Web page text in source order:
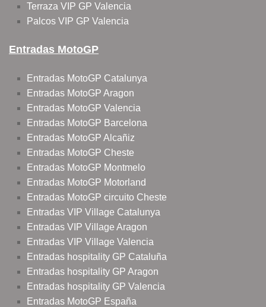
Terraza VIP GP Valencia
Palcos VIP GP Valencia
Entradas MotoGP
Entradas MotoGP Catalunya
Entradas MotoGP Aragon
Entradas MotoGP Valencia
Entradas MotoGP Barcelona
Entradas MotoGP Alcañiz
Entradas MotoGP Cheste
Entradas MotoGP Montmelo
Entradas MotoGP Motorland
Entradas MotoGP circuito Cheste
Entradas VIP Village Catalunya
Entradas VIP Village Aragon
Entradas VIP Village Valencia
Entradas hospitality GP Cataluña
Entradas hospitality GP Aragon
Entradas hospitality GP Valencia
Entradas MotoGP España